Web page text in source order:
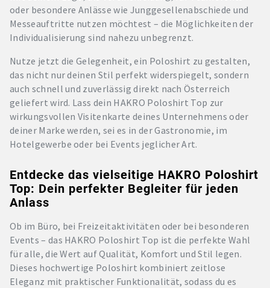
oder besondere Anlässe wie Junggesellenabschiede und
Messeauftritte nutzen möchtest – die Möglichkeiten der
Individualisierung sind nahezu unbegrenzt.
Nutze jetzt die Gelegenheit, ein Poloshirt zu gestalten,
das nicht nur deinen Stil perfekt widerspiegelt, sondern
auch schnell und zuverlässig direkt nach Österreich
geliefert wird. Lass dein HAKRO Poloshirt Top zur
wirkungsvollen Visitenkarte deines Unternehmens oder
deiner Marke werden, sei es in der Gastronomie, im
Hotelgewerbe oder bei Events jeglicher Art.
Entdecke das vielseitige HAKRO Poloshirt
Top: Dein perfekter Begleiter für jeden
Anlass
Ob im Büro, bei Freizeitaktivitäten oder bei besonderen
Events – das HAKRO Poloshirt Top ist die perfekte Wahl
für alle, die Wert auf Qualität, Komfort und Stil legen.
Dieses hochwertige Poloshirt kombiniert zeitlose
Eleganz mit praktischer Funktionalität, sodass du es